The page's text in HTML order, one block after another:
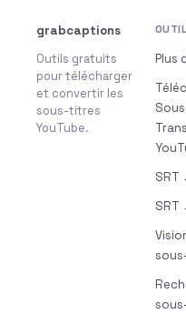
grabcaptions
Outils gratuits
pour télécharger
et convertir les
sous-titres
YouTube.
Plus
SRT
SRT